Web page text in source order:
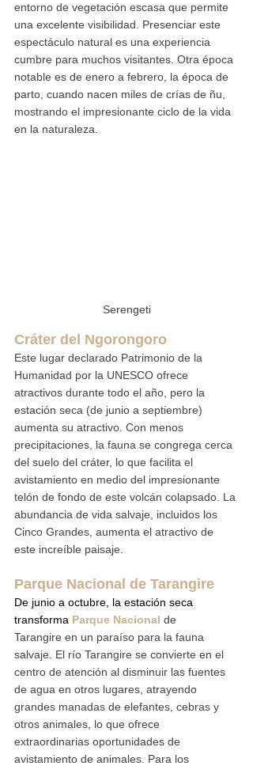
entorno de vegetación escasa que permite
una excelente visibilidad. Presenciar este
espectáculo natural es una experiencia
cumbre para muchos visitantes. Otra época
notable es de enero a febrero, la época de
parto, cuando nacen miles de crías de ñu,
mostrando el impresionante ciclo de la vida
en la naturaleza.
Serengeti
Cráter del Ngorongoro
Este lugar declarado Patrimonio de la
Humanidad por la UNESCO ofrece
atractivos durante todo el año, pero la
estación seca (de junio a septiembre)
aumenta su atractivo. Con menos
precipitaciones, la fauna se congrega cerca
del suelo del cráter, lo que facilita el
avistamiento en medio del impresionante
telón de fondo de este volcán colapsado. La
abundancia de vida salvaje, incluidos los
Cinco Grandes, aumenta el atractivo de
este increíble paisaje.
Parque Nacional de Tarangire
De junio a octubre, la estación seca
transforma Parque Nacional de
Tarangire en un paraíso para la fauna
salvaje. El río Tarangire se convierte en el
centro de atención al disminuir las fuentes
de agua en otros lugares, atrayendo
grandes manadas de elefantes, cebras y
otros animales, lo que ofrece
extraordinarias oportunidades de
avistamiento de animales. Para los